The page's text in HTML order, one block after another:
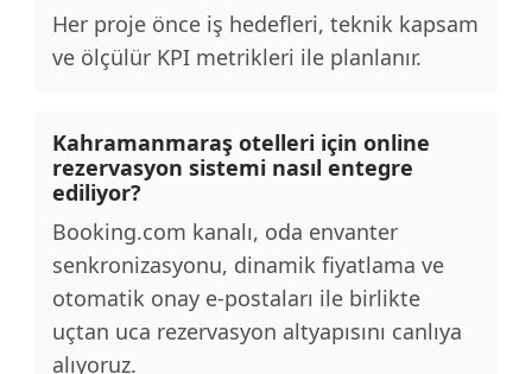
Her proje önce iş hedefleri, teknik kapsam
ve ölçülür KPI metrikleri ile planlanır.
Kahramanmaraş otelleri için online
rezervasyon sistemi nasıl entegre
ediliyor?
Booking.com kanalı, oda envanter
senkronizasyonu, dinamik fiyatlama ve
otomatik onay e-postaları ile birlikte
uçtan uca rezervasyon altyapısını canlıya
alıyoruz.